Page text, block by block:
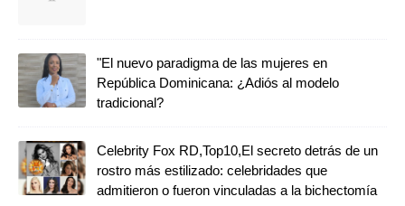
"El nuevo paradigma de las mujeres en
República Dominicana: ¿Adiós al modelo
tradicional?
Celebrity Fox RD,Top10,El secreto detrás de un
rostro más estilizado: celebridades que
admitieron o fueron vinculadas a la bichectomía